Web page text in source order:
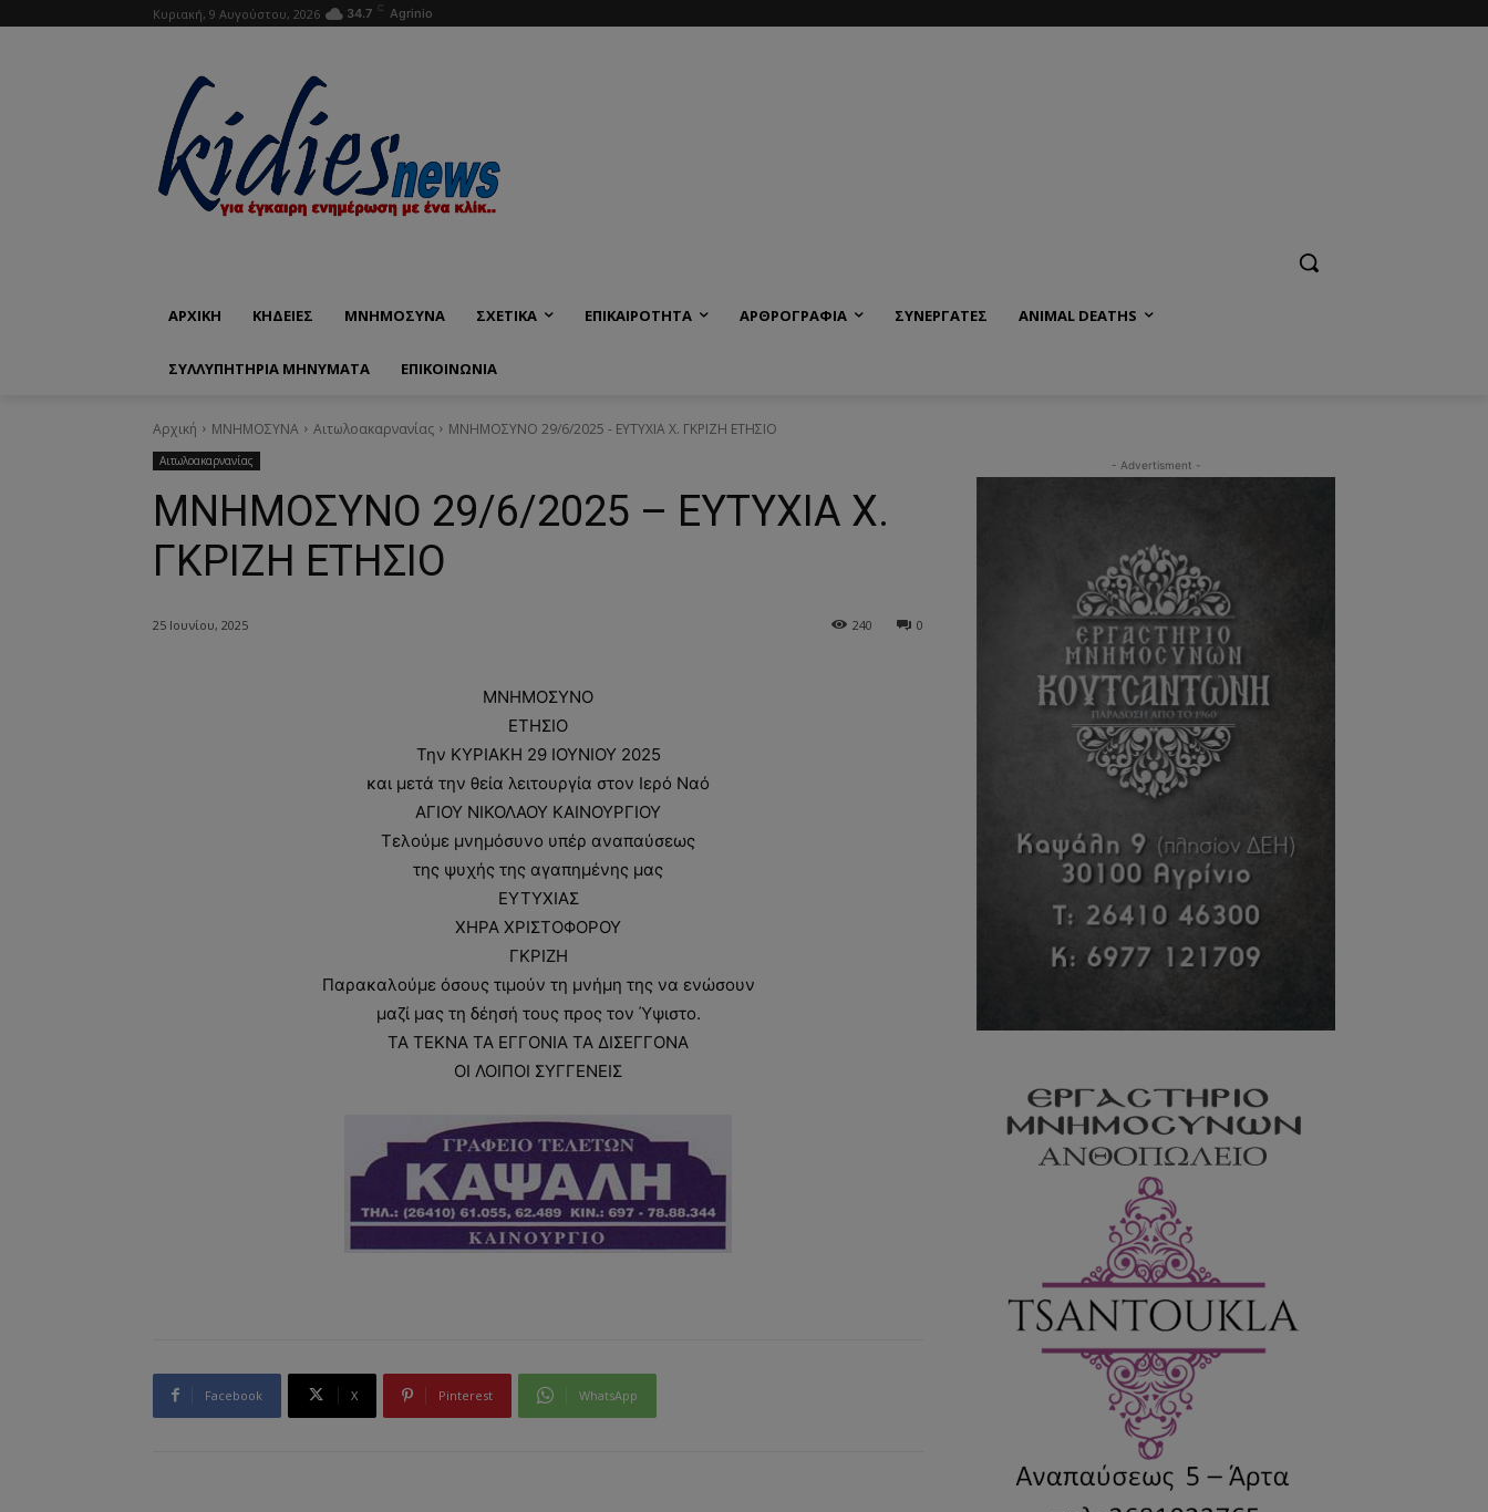
Κυριακή, 9 Αυγούστου, 2026 34.7 C Agrinio
ΑΡΧΙΚΗ ΚΗΔΕΙΕΣ ΜΝΗΜΟΣΥΝΑ ΣΧΕΤΙΚΑ ΕΠΙΚΑΙΡΟΤΗΤΑ ΑΡΘΡΟΓΡΑΦΙΑ ΣΥΝΕΡΓΑΤΕΣ ANIMAL DEATHS
ΣΥΛΛΥΠΗΤΗΡΙΑ ΜΗΝΥΜΑΤΑ ΕΠΙΚΟΙΝΩΝΊΑ
Αρχική ΜΝΗΜΟΣΥΝΑ Αιτωλοακαρνανίας ΜΝΗΜΟΣΥΝΟ 29/6/2025 - ΕΥΤΥΧΙΑ Χ. ΓΚΡΙΖΗ ΕΤΗΣΙΟ
Αιτωλοακαρνανίας
ΜΝΗΜΟΣΥΝΟ 29/6/2025 – ΕΥΤΥΧΙΑ Χ.
ΓΚΡΙΖΗ ΕΤΗΣΙΟ
25 Ιουνίου, 2025 0
240
ΜΝΗΜΟΣΥΝΟ
ΕΤΗΣΙΟ
Την ΚΥΡΙΑΚΗ 29 ΙΟΥΝΙΟΥ 2025
και μετά την θεία λειτουργία στον Ιερό Ναό
ΑΓΙΟΥ ΝΙΚΟΛΑΟΥ ΚΑΙΝΟΥΡΓΙΟΥ
Τελούμε μνημόσυνο υπέρ αναπαύσεως
της ψυχής της αγαπημένης μας
ΕΥΤΥΧΙΑΣ
ΧΗΡΑ ΧΡΙΣΤΟΦΟΡΟΥ
ΓΚΡΙΖΗ
Παρακαλούμε όσους τιμούν τη μνήμη της να ενώσουν
μαζί μας τη δέησή τους προς τον Ύψιστο.
ΤΑ ΤΕΚΝΑ ΤΑ ΕΓΓΟΝΙΑ ΤΑ ΔΙΣΕΓΓΟΝΑ
ΟΙ ΛΟΙΠΟΙ ΣΥΓΓΕΝΕΙΣ
Facebook X Pinterest WhatsApp
- Advertisment -